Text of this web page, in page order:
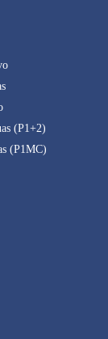
(P1+2)
(P1MC)